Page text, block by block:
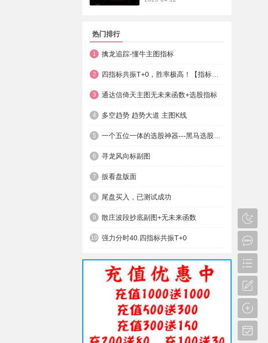
热门排行
1 擒龙追踪-懂牛主图指标
2
3 通达信倚天主图无未来函数+选股指标
4 多空趋势 趋势大道 主图K线
5
6 寻龙风向标副图
7 扳看盘版面
8 尾盘买入，已测试成功
9 散庄波段抄底副图+无未来函数
10 强力分时40.四指标共振T+0